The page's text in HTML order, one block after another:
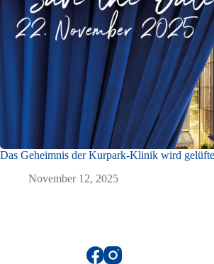
Das Geheimnis der Kurpark-Klinik wird
November 12, 2025